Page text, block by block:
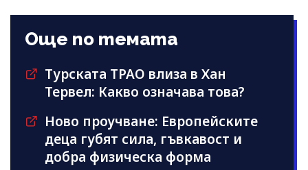
Още по темата
Турската TPAO влиза в Хан
Тервел: Какво означава това?
Ново проучване: Европейските
деца губят сила, гъвкавост и
добра физическа форма